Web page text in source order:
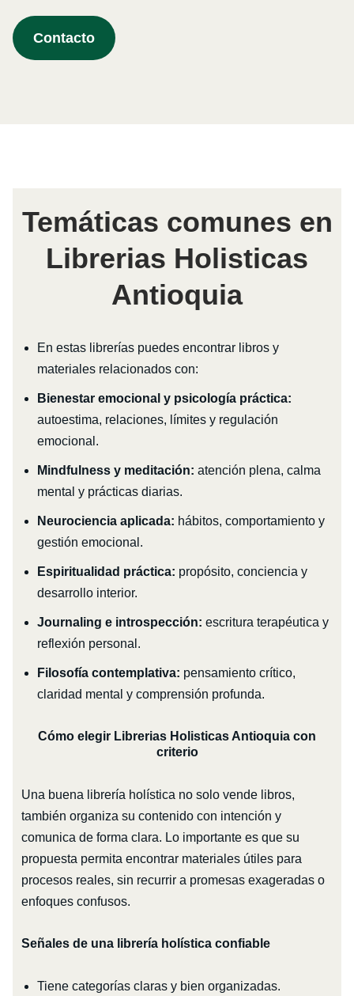
Contacto
Temáticas comunes en
Librerias Holisticas
Antioquia
En estas librerías puedes encontrar libros y
materiales relacionados con:
Bienestar emocional y psicología práctica:
autoestima, relaciones, límites y regulación
emocional.
Mindfulness y meditación: atención plena, calma
mental y prácticas diarias.
Neurociencia aplicada: hábitos, comportamiento y
gestión emocional.
Espiritualidad práctica: propósito, conciencia y
desarrollo interior.
Journaling e introspección: escritura terapéutica y
reflexión personal.
Filosofía contemplativa: pensamiento crítico,
claridad mental y comprensión profunda.
Cómo elegir Librerias Holisticas Antioquia con
criterio
Una buena librería holística no solo vende libros,
también organiza su contenido con intención y
comunica de forma clara. Lo importante es que su
propuesta permita encontrar materiales útiles para
procesos reales, sin recurrir a promesas exageradas o
enfoques confusos.
Señales de una librería holística confiable
Tiene categorías claras y bien organizadas.